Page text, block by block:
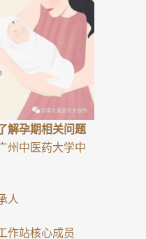
解孕期相关问题
州中医药大学中
人
作站核心成员